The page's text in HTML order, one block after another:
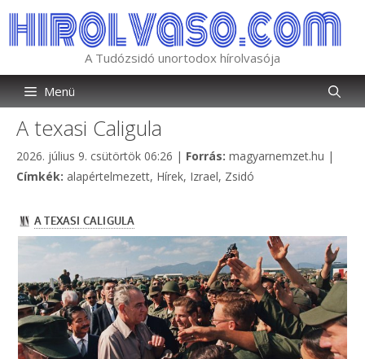
tartalomba
A Tudózsidó unortodox hírolvasója
Menü
A texasi Caligula
2026. július 9. csütörtök 06:26 | Forrás: Kategória
magyarnemzet.hu |
Címkék: Címkék
alapértelmezett, Hírek, Izrael, Zsidó